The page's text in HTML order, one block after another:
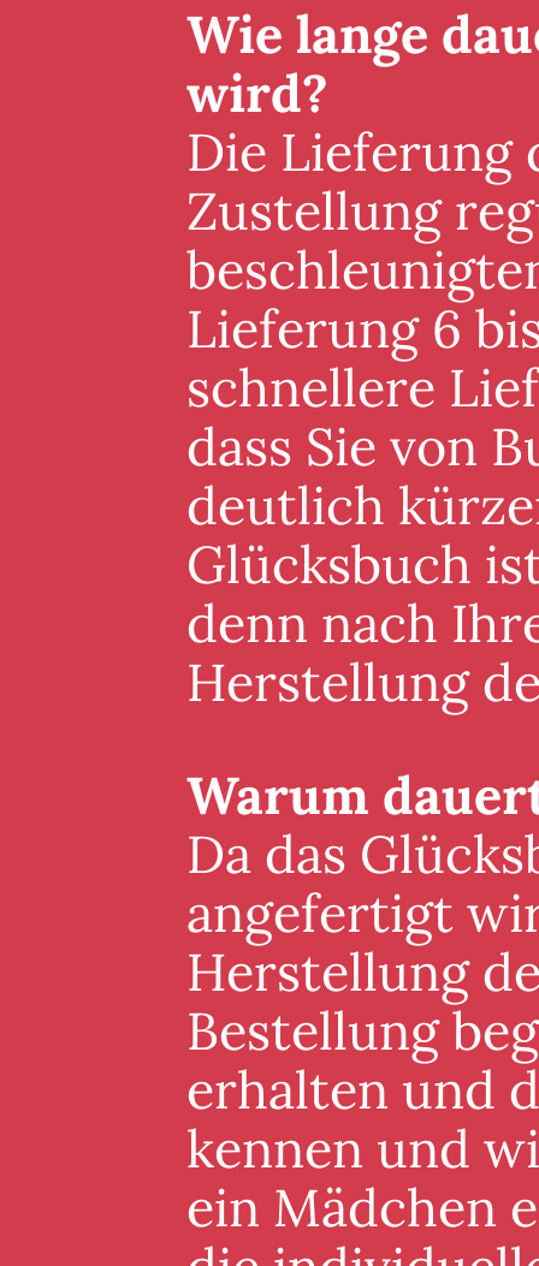
Wie lange
wird?
Die Lieferung
Zustellung
Lieferung 6
schnellere
dass Sie von
deutlich
Glücksbuch
denn nach
Herstellung
Warum
Da das
angefertigt
Herstellung
Bestellung
erhalten und
kennen und
ein Mädchen